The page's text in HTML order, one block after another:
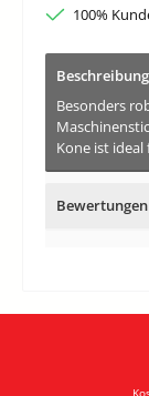
100%
Beschreibung
Besonders
Kone ist
Bewertungen